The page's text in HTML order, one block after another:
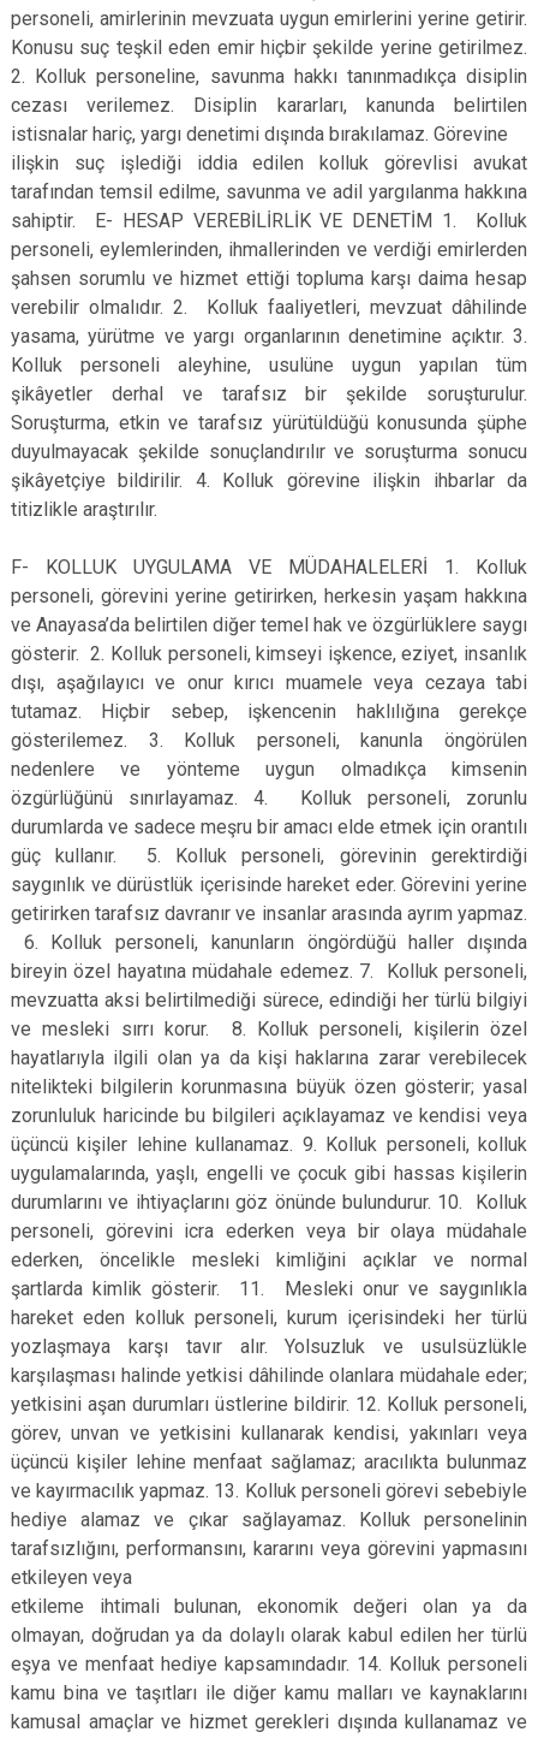
personeli, amirlerinin mevzuata uygun emirlerini yerine getirir.
Konusu suç teşkil eden emir hiçbir şekilde yerine getirilmez.
2. Kolluk personeline, savunma hakkı tanınmadıkça disiplin
cezası verilemez. Disiplin kararları, kanunda belirtilen
istisnalar hariç, yargı denetimi dışında bırakılamaz. Görevine
ilişkin suç işlediği iddia edilen kolluk görevlisi avukat
tarafından temsil edilme, savunma ve adil yargılanma hakkına
sahiptir. E- HESAP VEREBİLİRLİK VE DENETİM 1. Kolluk
personeli, eylemlerinden, ihmallerinden ve verdiği emirlerden
şahsen sorumlu ve hizmet ettiği topluma karşı daima hesap
verebilir olmalıdır. 2. Kolluk faaliyetleri, mevzuat dâhilinde
yasama, yürütme ve yargı organlarının denetimine açıktır. 3.
Kolluk personeli aleyhine, usulüne uygun yapılan tüm
şikâyetler derhal ve tarafsız bir şekilde soruşturulur.
Soruşturma, etkin ve tarafsız yürütüldüğü konusunda şüphe
duyulmayacak şekilde sonuçlandırılır ve soruşturma sonucu
şikâyetçiye bildirilir. 4. Kolluk görevine ilişkin ihbarlar da
titizlikle araştırılır.
F- KOLLUK UYGULAMA VE MÜDAHALELERİ 1. Kolluk
personeli, görevini yerine getirirken, herkesin yaşam hakkına
ve Anayasa’da belirtilen diğer temel hak ve özgürlüklere saygı
gösterir. 2. Kolluk personeli, kimseyi işkence, eziyet, insanlık
dışı, aşağılayıcı ve onur kırıcı muamele veya cezaya tabi
tutamaz. Hiçbir sebep, işkencenin haklılığına gerekçe
gösterilemez. 3. Kolluk personeli, kanunla öngörülen
nedenlere ve yönteme uygun olmadıkça kimsenin
özgürlüğünü sınırlayamaz. 4. Kolluk personeli, zorunlu
durumlarda ve sadece meşru bir amacı elde etmek için orantılı
güç kullanır. 5. Kolluk personeli, görevinin gerektirdiği
saygınlık ve dürüstlük içerisinde hareket eder. Görevini yerine
getirirken tarafsız davranır ve insanlar arasında ayrım yapmaz.
6. Kolluk personeli, kanunların öngördüğü haller dışında
bireyin özel hayatına müdahale edemez. 7. Kolluk personeli,
mevzuatta aksi belirtilmediği sürece, edindiği her türlü bilgiyi
ve mesleki sırrı korur. 8. Kolluk personeli, kişilerin özel
hayatlarıyla ilgili olan ya da kişi haklarına zarar verebilecek
nitelikteki bilgilerin korunmasına büyük özen gösterir; yasal
zorunluluk haricinde bu bilgileri açıklayamaz ve kendisi veya
üçüncü kişiler lehine kullanamaz. 9. Kolluk personeli, kolluk
uygulamalarında, yaşlı, engelli ve çocuk gibi hassas kişilerin
durumlarını ve ihtiyaçlarını göz önünde bulundurur. 10. Kolluk
personeli, görevini icra ederken veya bir olaya müdahale
ederken, öncelikle mesleki kimliğini açıklar ve normal
şartlarda kimlik gösterir. 11. Mesleki onur ve saygınlıkla
hareket eden kolluk personeli, kurum içerisindeki her türlü
yozlaşmaya karşı tavır alır. Yolsuzluk ve usulsüzlükle
karşılaşması halinde yetkisi dâhilinde olanlara müdahale eder;
yetkisini aşan durumları üstlerine bildirir. 12. Kolluk personeli,
görev, unvan ve yetkisini kullanarak kendisi, yakınları veya
üçüncü kişiler lehine menfaat sağlamaz; aracılıkta bulunmaz
ve kayırmacılık yapmaz. 13. Kolluk personeli görevi sebebiyle
hediye alamaz ve çıkar sağlayamaz. Kolluk personelinin
tarafsızlığını, performansını, kararını veya görevini yapmasını
etkileyen veya
etkileme ihtimali bulunan, ekonomik değeri olan ya da
olmayan, doğrudan ya da dolaylı olarak kabul edilen her türlü
eşya ve menfaat hediye kapsamındadır. 14. Kolluk personeli
kamu bina ve taşıtları ile diğer kamu malları ve kaynaklarını
kamusal amaçlar ve hizmet gerekleri dışında kullanamaz ve